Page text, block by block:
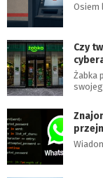
Osiem
Czy
Żabka